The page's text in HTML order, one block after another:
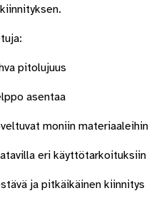
pitolujuus
asentaa
moniin materiaaleihin
eri käyttötarkoituksiin
ja pitkäikäinen kiinnitys